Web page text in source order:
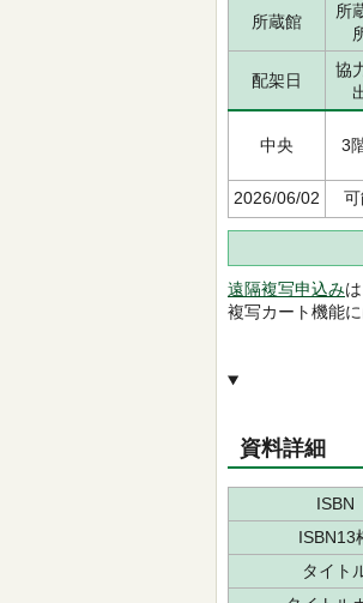
所蔵館
所
配架日
協
中央 3
2026/06/02
遠隔複写申込み
複写カート機能
資料詳細
ISBN
ISBN13
タイト